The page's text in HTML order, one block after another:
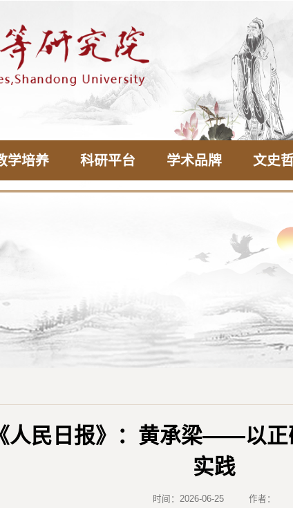
学培养 科研平台 学术品牌 文史
人民日报》：黄承梁——以正
实践
时间：2026-06-25 作者：